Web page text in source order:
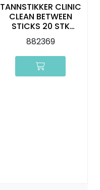
TANNSTIKKER CLINIC
CLEAN BETWEEN
STICKS 20 STK
JORDAN
882369